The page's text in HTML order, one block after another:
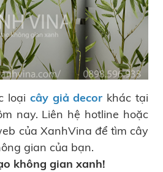
loại cây giả decor khác tại
nay. Liên hệ hotline hoặc
của XanhVina để tìm cây
gian của bạn.
không gian xanh!